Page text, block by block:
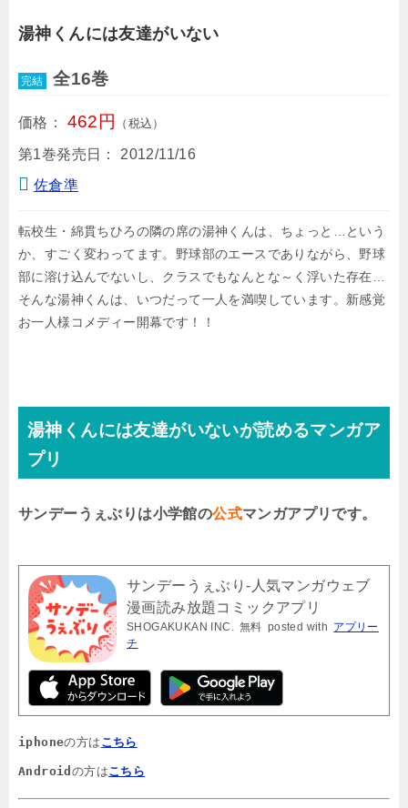
湯神くんには友達がいない
完結 全16巻
価格： 462円 （税込）
第1巻発売日：
2012/11/16
佐倉準
転校生・綿貫ちひろの隣の席の湯神くんは、ちょっと…という
か、すごく変わってます。野球部のエースでありながら、野球
部に溶け込んでないし、クラスでもなんとな～く浮いた存在…
そんな湯神くんは、いつだって一人を満喫しています。新感覚
お一人様コメディー開幕です！！
湯神くんには友達がいないが読めるマンガア
プリ
サンデーうぇぶりは小学館の公式マンガアプリです。
サンデーうぇぶり-人気マンガウェブ
漫画読み放題コミックアプリ
SHOGAKUKAN INC. 無料 posted with アプリー
チ
iphoneの方は こちら
Android の方はこちら